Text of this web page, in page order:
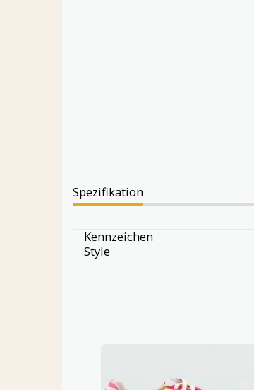
Spezifikation
Kennzeichen
Style